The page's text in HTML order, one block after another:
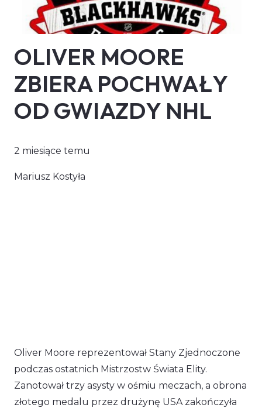
OLIVER MOORE
ZBIERA POCHWAŁY
OD GWIAZDY NHL
2 miesiące temu
Mariusz Kostyła
Oliver Moore reprezentował Stany Zjednoczone
podczas ostatnich Mistrzostw Świata Elity.
Zanotował trzy asysty w ośmiu meczach, a obrona
złotego medalu przez drużynę USA zakończyła